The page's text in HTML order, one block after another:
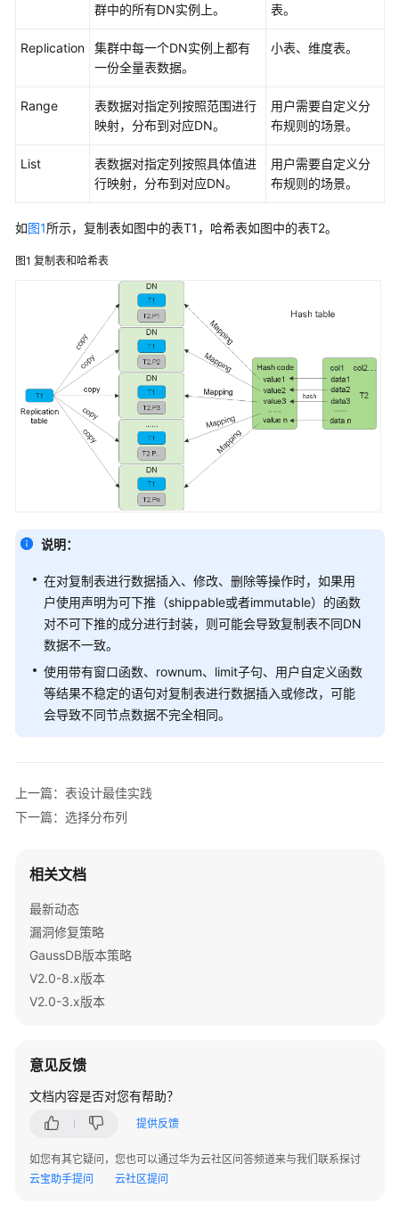
南
发
指
（分
10.x）
开
发
_V2.0-
10.x）
开
发
指
南
（分
布
_V2.0-
开
指
（集
中
式
8.x）
开
发
（分
式
_V2.0-
数
群中的所有DN实例上。
表。
Replication
集群中每一个DN实例上都有
一份全量表数据。
小表、维度表。
Range
表数据对指定列按照范围进行
映射，分布到对应DN。
用户需要自定义分
布规则的场景。
List
表数据对指定列按照具体值进
行映射，分布到对应DN。
用户需要自定义分
布规则的场景。
如图1所示，复制表如图中的表T1，哈希表如图中的表T2。
图1 复制表和哈希表
说明：
在对复制表进行数据插入、修改、删除等操作时，如果用
户使用声明为可下推（shippable或者immutable）的函数
对不可下推的成分进行封装，则可能会导致复制表不同DN
数据不一致。
使用带有窗口函数、rownum、limit子句、用户自定义函数
等结果不稳定的语句对复制表进行数据插入或修改，可能
会导致不同节点数据不完全相同。
上一篇：表设计最佳实践
下一篇：选择分布列
相关文档
最新动态
漏洞修复策略
GaussDB版本策略
V2.0-8.x版本
V2.0-3.x版本
意见反馈
文档内容是否对您有帮助？
提供反馈
如您有其它疑问，您也可以通过华为云社区问答频道来与我们联系探讨
云宝助手提问
云社区提问